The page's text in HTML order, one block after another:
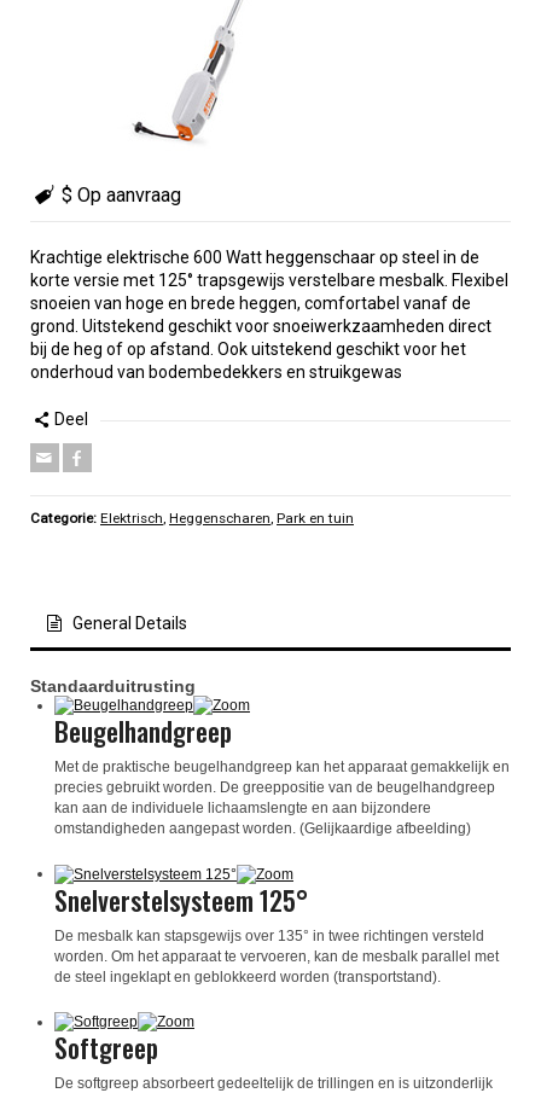
$ Op aanvraag
Krachtige elektrische 600 Watt heggenschaar op steel in de
korte versie met 125° trapsgewijs verstelbare mesbalk. Flexibel
snoeien van hoge en brede heggen, comfortabel vanaf de
grond. Uitstekend geschikt voor snoeiwerkzaamheden direct
bij de heg of op afstand. Ook uitstekend geschikt voor het
onderhoud van bodembedekkers en struikgewas
Deel
Categorie: Elektrisch, Heggenscharen, Park en tuin
General Details
Standaarduitrusting
Beugelhandgreep
Met de praktische beugelhandgreep kan het apparaat gemakkelijk en
precies gebruikt worden. De greeppositie van de beugelhandgreep
kan aan de individuele lichaamslengte en aan bijzondere
omstandigheden aangepast worden. (Gelijkaardige afbeelding)
Snelverstelsysteem 125°
De mesbalk kan stapsgewijs over 135° in twee richtingen versteld
worden. Om het apparaat te vervoeren, kan de mesbalk parallel met
de steel ingeklapt en geblokkeerd worden (transportstand).
Softgreep
De softgreep absorbeert gedeeltelijk de trillingen en is uitzonderlijk